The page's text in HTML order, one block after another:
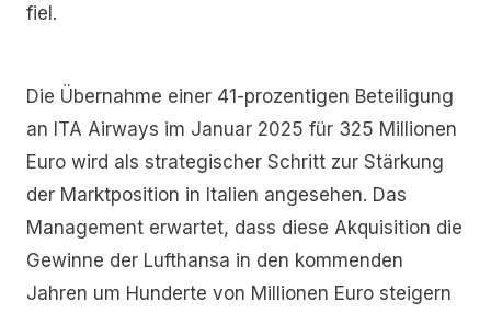
fiel.
Die Übernahme einer 41-prozentigen Beteiligung
an ITA Airways im Januar 2025 für 325 Millionen
Euro wird als strategischer Schritt zur Stärkung
der Marktposition in Italien angesehen. Das
Management erwartet, dass diese Akquisition die
Gewinne der Lufthansa in den kommenden
Jahren um Hunderte von Millionen Euro steigern